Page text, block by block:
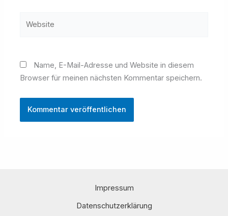
Name, E-Mail-Adresse und Website in diesem
Browser für meinen nächsten Kommentar speichern.
Impressum
Datenschutzerklärung